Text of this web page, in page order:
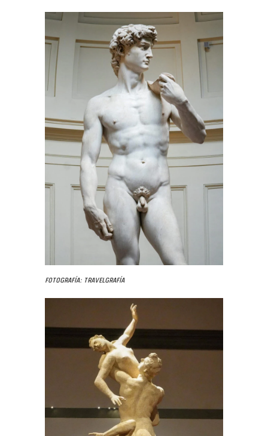
Fotografía: Travelgrafía